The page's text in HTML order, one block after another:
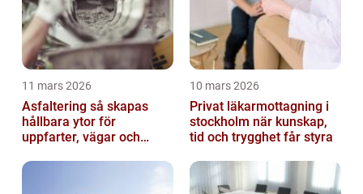
11 mars 2026
Asfaltering så skapas
hållbara ytor för
uppfarter, vägar och
10 mars 2026
Privat läkarmottagning i
stockholm när kunskap,
tid och trygghet får styra